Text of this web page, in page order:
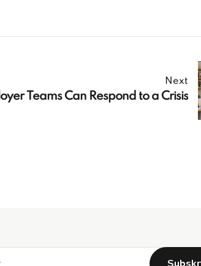
Next
Teams Can Respond to a Crisis